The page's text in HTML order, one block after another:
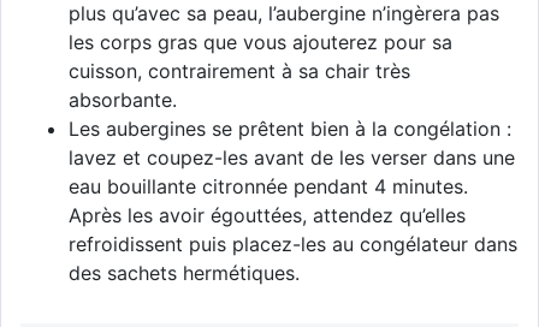
plus qu’avec sa peau, l’aubergine n’ingèrera pas
les corps gras que vous ajouterez pour sa
cuisson, contrairement à sa chair très
absorbante.
Les aubergines se prêtent bien à la congélation :
lavez et coupez-les avant de les verser dans une
eau bouillante citronnée pendant 4 minutes.
Après les avoir égouttées, attendez qu’elles
refroidissent puis placez-les au congélateur dans
des sachets hermétiques.